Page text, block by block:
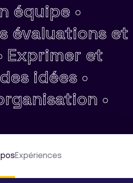
équipe •
évaluations et
Exprimer et
idées •
•
Expériences